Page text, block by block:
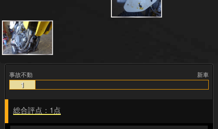
事故不動 新車
1
総合評点：1点